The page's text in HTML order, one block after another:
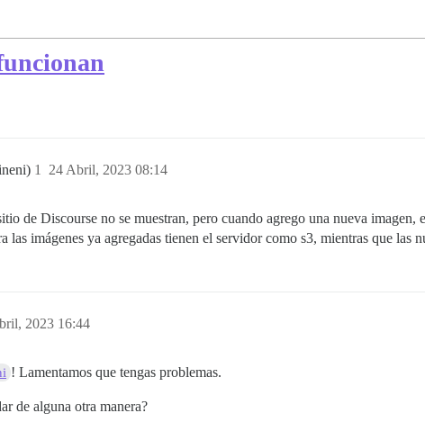
24 Abril, 2023 08:14
1
de Discourse no se muestran, pero cuando agrego una nueva imagen,
las imágenes ya agregadas tienen el servidor como s3, mientras que
2023 16:44
! Lamentamos que tengas problemas.
de alguna otra manera?